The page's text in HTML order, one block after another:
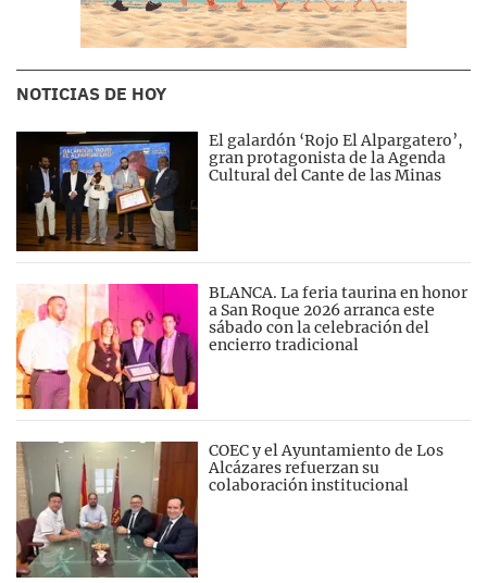
NOTICIAS DE HOY
El galardón ‘Rojo El Alpargatero’,
gran protagonista de la Agenda
Cultural del Cante de las Minas
BLANCA. La feria taurina en honor
a San Roque 2026 arranca este
sábado con la celebración del
encierro tradicional
COEC y el Ayuntamiento de Los
Alcázares refuerzan su
colaboración institucional